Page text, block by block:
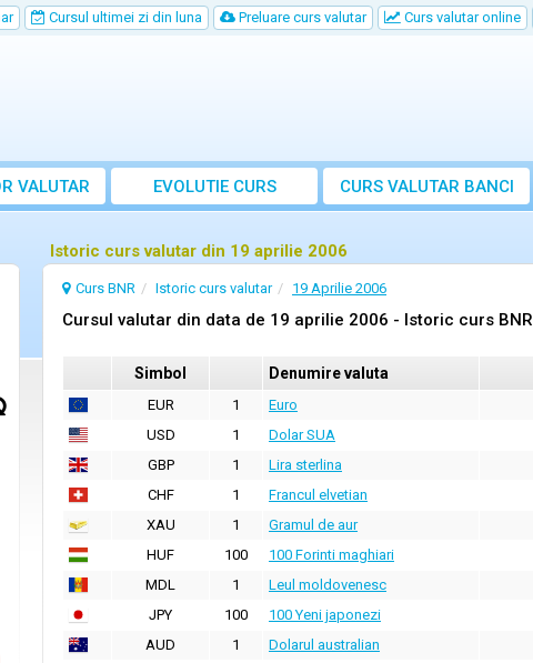
Cursul ultimei zi din luna Preluare curs valutar Curs valutar online
VALUTAR EVOLUTIE CURS CURS VALUTAR BANCI
Istoric curs valutar din 19 aprilie 2006
Curs BNR Istoric curs valutar 19 Aprilie 2006
Cursul valutar din data de 19 aprilie 2006 - Istoric curs BNR
Simbol Denumire valuta
EUR 1 Euro
USD
1 Dolar SUA
GBP
1 Lira sterlina
CHF
1 Francul elvetian
XAU
1 Gramul de aur
HUF
100 100 Forinti maghiari
MDL
1 Leul moldovenesc
JPY
100 100 Yeni japonezi
AUD
1 Dolarul australian